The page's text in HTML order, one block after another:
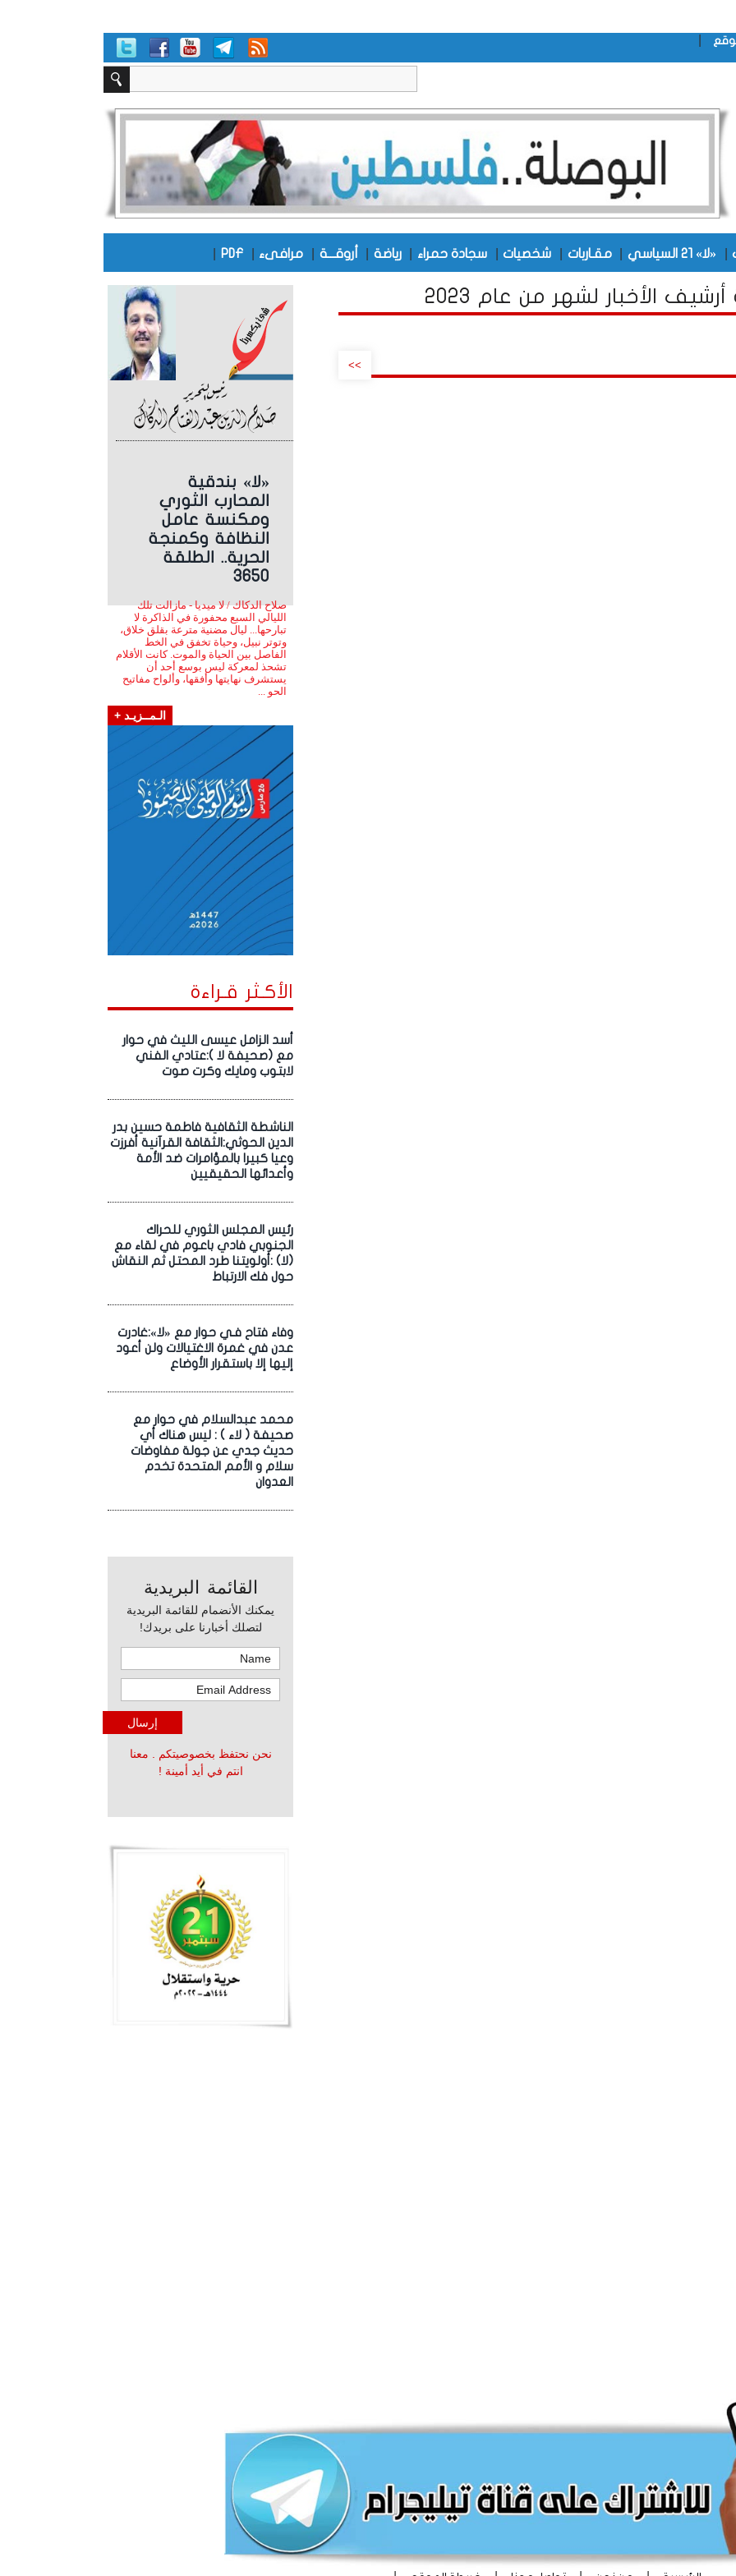
«لا» 21 السياسي مقـاربات شخصيات سجادة حمراء رياضة أروقـــة مرافىء PDF
«لا» بندقية
المحارب الثوري
ومكنسة عامل
النظافة وكمنجة
الحرية.. الطلقة
3650
صلاح الدكاك / لا ميديا - مازالت تلك
الليالي السبع محفورة في الذاكرة لا
تبارحها... ليال مضنية مترعة بقلق خلاق،
وتوتر نبيل، وحياة تخفق في الخط
الفاصل بين الحياة والموت. كانت الأقلام
تشحذ لمعركة ليس بوسع أحد أن
يستشرف نهايتها وأفقها، وألواح مفاتيح
الحو ...
الـمــزيـد +
الأكـثر قـراءة
أسد الزامل عيسى الليث في حوار
مع (صحيفة لا ):عتادي الفني
لابتوب ومايك وكرت صوت
الناشطة الثقافية فاطمة حسين بدر
الدين الحوثي:الثقافة القرآنية أفرزت
وعيا كبيرا بالمؤامرات ضد الأمة
وأعدائها الحقيقيين
رئيس المجلس الثوري للحراك
الجنوبي فادي باعوم في لقاء مع
(لا) :أولويتنا طرد المحتل ثم النقاش
حول فك الارتباط
وفاء فتاح فـي حوار مع «لا»:غادرت
عدن في غمرة الاغتيالات ولن أعود
إليها إلا باستقرار الأوضاع
محمد عبدالسلام في حوار مع
صحيفة ( لاء ) : ليس هناك أي
حديث جدي عن جولة مفاوضات
سلام و الأمم المتحدة تخدم
العدوان
القائمة البريدية
يمكنك الأنضمام للقائمة البريدية
لتصلك أخبارنا على بريدك!
نحن نحتفظ بخصوصيتكم . معنا
انتم في أيد أمينة !
أرشيف الأخبار لشهر من عام 2023
>>